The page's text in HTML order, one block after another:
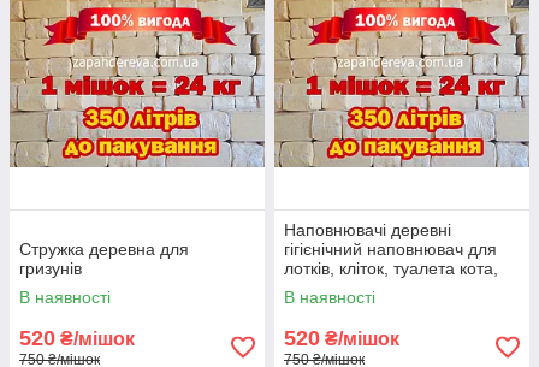
Стружка деревна для
гризунів
В наявності
520 ₴/мішок
750 ₴/мішок
Наповнювачі деревні
гігієнічний наповнювач для
лотків, кліток, туалета кота,
гризунів, шиншил
В наявності
520 ₴/мішок
750 ₴/мішок